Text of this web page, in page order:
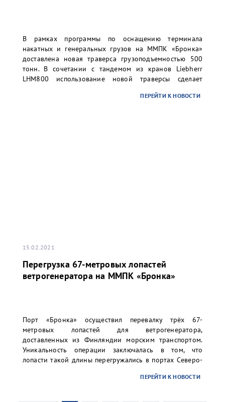
В рамках программы по оснащению терминала
накатных и генеральных грузов на ММПК «Бронка»
доставлена новая траверса грузоподъемностью 500
тонн. В сочетании с тандемом из кранов Liebherr
LHM800 использование новой траверсы сделает
грузовых единиц весом до 500 тонн, что особенно
ПЕРЕЙТИ К НОВОСТИ
15.02.2021
Перегрузка 67-метровых лопастей
ветрогенератора на ММПК «Бронка»
Порт «Бронка» осуществил перевалку трёх 67-
метровых лопастей для ветрогенератора,
доставленных из Финляндии морским транспортом.
Уникальность операции заключалась в том, что
лопасти такой длины перегружались в портах Северо-
ПЕРЕЙТИ К НОВОСТИ